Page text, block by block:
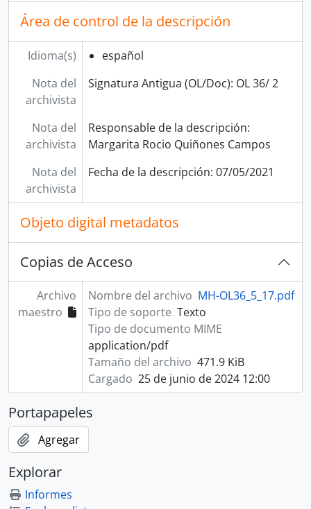
Área de control de la descripción
Idioma(s)
español
Nota del
archivista
Signatura Antigua (OL/Doc): OL 36/ 2
Nota del
archivista
Responsable de la descripción:
Margarita Rocio Quiñones Campos
Nota del
archivista
Fecha de la descripción: 07/05/2021
Objeto digital metadatos
Copias de Acceso
Archivo
maestro
Nombre del archivo MH-OL36_5_17.pdf
Tipo de soporte Texto
Tipo de documento MIME
application/pdf
Tamaño del archivo 471.9 KiB
Cargado 25 de junio de 2024 12:00
Portapapeles
Agregar
Explorar
Informes